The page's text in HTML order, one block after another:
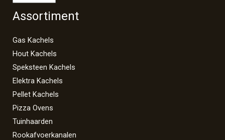
Assortiment
Gas Kachels
Hout Kachels
Speksteen Kachels
Elektra Kachels
Pellet Kachels
Pizza Ovens
Tuinhaarden
Rookafvoerkanalen